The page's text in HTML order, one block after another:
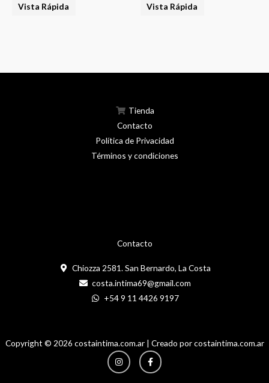
la
producto
Vista Rápida Vista Rápida
Contacto
Chiozza 2581. San Bernardo, La Costa
costa.intima69@gmail.com
+54 9 11 4426 9197
Tienda
Contacto
Política de Privacidad
Términos y condiciones
Copyright © 2026 costaintima.com.ar | Creado por costaintima.com.ar
InstagramFacebook-
f